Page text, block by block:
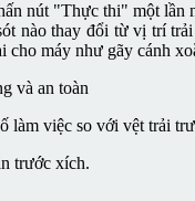
nút "Thực thi" một lần
nào thay đổi từ vị trí
cho máy như gãy cánh
và an toàn
làm việc so với vệt trải
trước xích.